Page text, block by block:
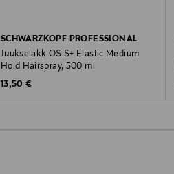
SCHWARZKOPF PROFESSIONAL
Juukselakk OSiS+ Elastic Medium
Hold Hairspray, 500 ml
Original Price
13,50 €